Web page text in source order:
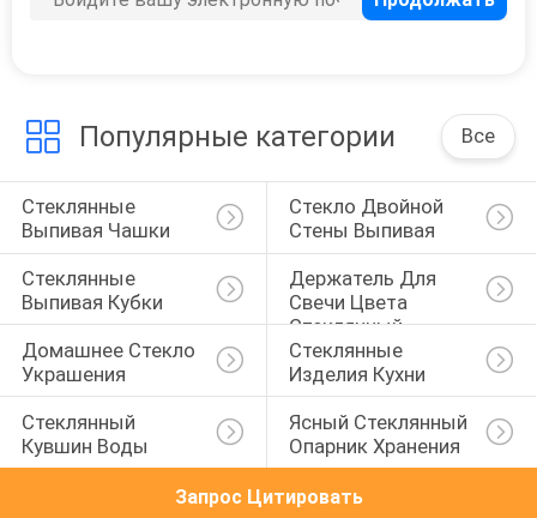
Популярные категории Все
Стеклянные
Выпивая Чашки
Стекло Двойной
Стены Выпивая
Стеклянные
Выпивая Кубки
Держатель Для
Свечи Цвета
Стеклянный
Домашнее Стекло
Украшения
Стеклянные
Изделия Кухни
Стеклянный
Кувшин Воды
Ясный Стеклянный
Опарник Хранения
Запрос Цитировать